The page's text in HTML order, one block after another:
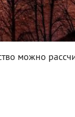
можно